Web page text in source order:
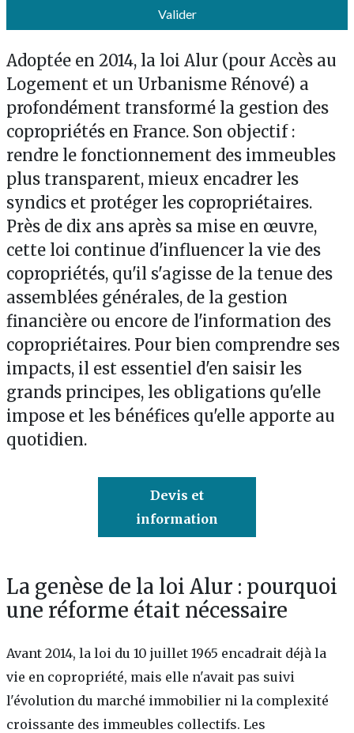
Valider
Adoptée en 2014, la loi Alur (pour Accès au
Logement et un Urbanisme Rénové) a
profondément transformé la gestion des
copropriétés en France. Son objectif :
rendre le fonctionnement des immeubles
plus transparent, mieux encadrer les
syndics et protéger les copropriétaires.
Près de dix ans après sa mise en œuvre,
cette loi continue d'influencer la vie des
copropriétés, qu'il s'agisse de la tenue des
assemblées générales, de la gestion
financière ou encore de l'information des
copropriétaires. Pour bien comprendre ses
impacts, il est essentiel d'en saisir les
grands principes, les obligations qu'elle
impose et les bénéfices qu'elle apporte au
quotidien.
Devis et
information
La genèse de la loi Alur : pourquoi
une réforme était nécessaire
Avant 2014, la loi du 10 juillet 1965 encadrait déjà la
vie en copropriété, mais elle n'avait pas suivi
l'évolution du marché immobilier ni la complexité
croissante des immeubles collectifs. Les